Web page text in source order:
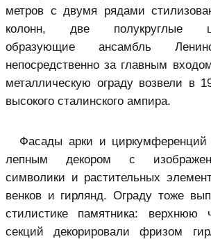
метров с двумя рядами
колонн, две полукруглые
образующие ансамбль
непосредственно за главным
металлическую ограду возвели в
высокого сталинского ампира.
Фасады арки и циркумференций
лепным декором с
символики и растительных
венков и гирлянд. Ограду тоже
стилистике памятника: верхнюю
секций декорировали фризом